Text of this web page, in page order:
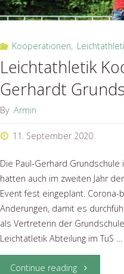
Kooperationen,
Leichtathletik
Gerhardt
By Armin
11. September 2020
Die Paul-Gerhard
hatten auch im zweiten Jahr
Event fest eingeplant.
Änderungen, damit es
als Vertreterin der
Leichtatletik Abteilung im TuS …
Continue reading"Leichtathletik